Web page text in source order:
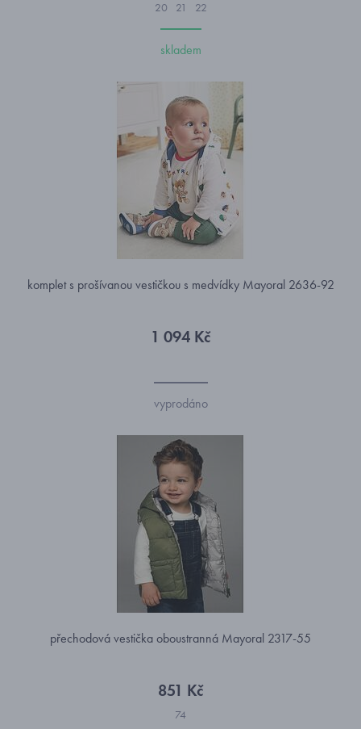
20 21 22
skladem
komplet s prošívanou vestičkou s medvídky Mayoral 2636-92
1 094 Kč
vyprodáno
přechodová vestička oboustranná Mayoral 2317-55
851 Kč
74